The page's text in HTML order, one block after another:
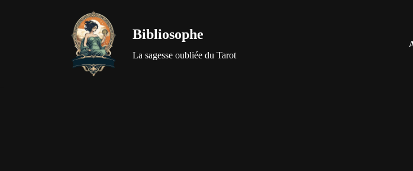
Bibliosophe
La sagesse oubliée du Tarot